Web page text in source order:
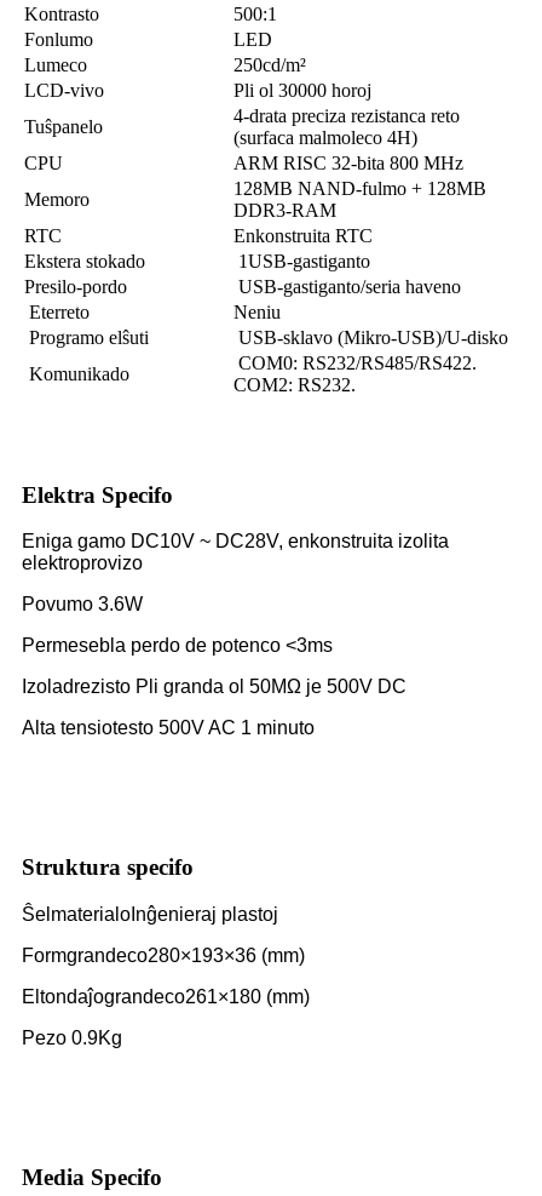
Kontrasto
500:1
Fonlumo
LED
Lumeco
250cd/m²
LCD-vivo
Pli ol 30000 horoj
Tuŝpanelo
4-drata preciza rezistanca reto
(surfaca malmoleco 4H)
CPU
ARM RISC 32-bita 800 MHz
Memoro
128MB NAND-fulmo + 128MB
DDR3-RAM
RTC
Enkonstruita RTC
Ekstera stokado
1USB-gastiganto
Presilo-pordo
USB-gastiganto/seria haveno
Eterreto
Neniu
Programo elŝuti
USB-sklavo (Mikro-USB)/U-disko
Komunikado
COM0: RS232/RS485/RS422.
COM2: RS232.
Elektra Specifo
Eniga gamo DC10V ~ DC28V, enkonstruita izolita
elektroprovizo
Povumo 3.6W
Permesebla perdo de potenco <3ms
Izoladrezisto Pli granda ol 50MΩ je 500V DC
Alta tensiotesto 500V AC 1 minuto
Struktura specifo
Ŝelmaterialo Inĝenieraj plastoj
Formgrandeco280×193×36 (mm)
Eltondaĵograndeco261×180 (mm)
Pezo 0.9Kg
Media Specifo